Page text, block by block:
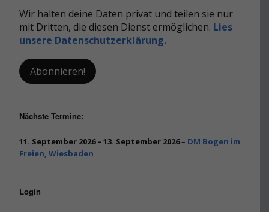
Wir halten deine Daten privat und teilen sie nur
mit Dritten, die diesen Dienst ermöglichen. Lies
unsere Datenschutzerklärung.
Nächste Termine:
11. September 2026 – 13. September 2026– DM Bogen im
Freien, Wiesbaden
Login